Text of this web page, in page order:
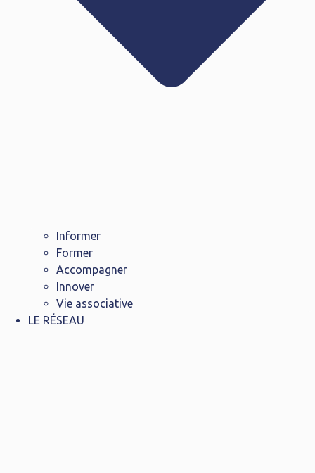
Informer
Former
Accompagner
Innover
Vie associative
LE RÉSEAU